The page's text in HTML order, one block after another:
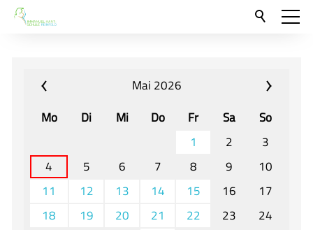
Neu hier?
Für Eltern und Schüler
Veranstaltungen und Termine
Unser Unterricht - Fachcurricula
Unsere Konzepte
Mai 2026
Mo
Di Mi Do Fr Sa
So
1
2
3
4
5 6 7 8 9
10
11
12 13 14 15 16
17
18
19 20 21 22 23
24